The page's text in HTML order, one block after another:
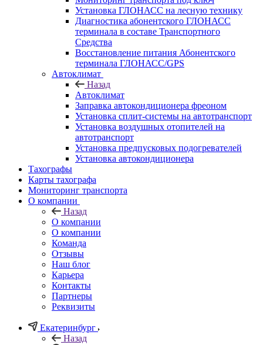
Установка ГЛОНАСС на лесную технику
Диагностика абонентского ГЛОНАСС
терминала в составе Транспортного
Средства
Восстановление питания Абонентского
терминала ГЛОНАСС/GPS
Автоклимат
Назад
Автоклимат
Заправка автокондиционера фреоном
Установка сплит-системы на автотранспорт
Установка воздушных отопителей на
автотранспорт
Установка предпусковых подогревателей
Установка автокондиционера
Тахографы
Карты тахографа
Мониторинг транспорта
О компании
Назад
О компании
О компании
Команда
Отзывы
Наш блог
Карьера
Контакты
Партнеры
Реквизиты
Екатеринбург
Назад